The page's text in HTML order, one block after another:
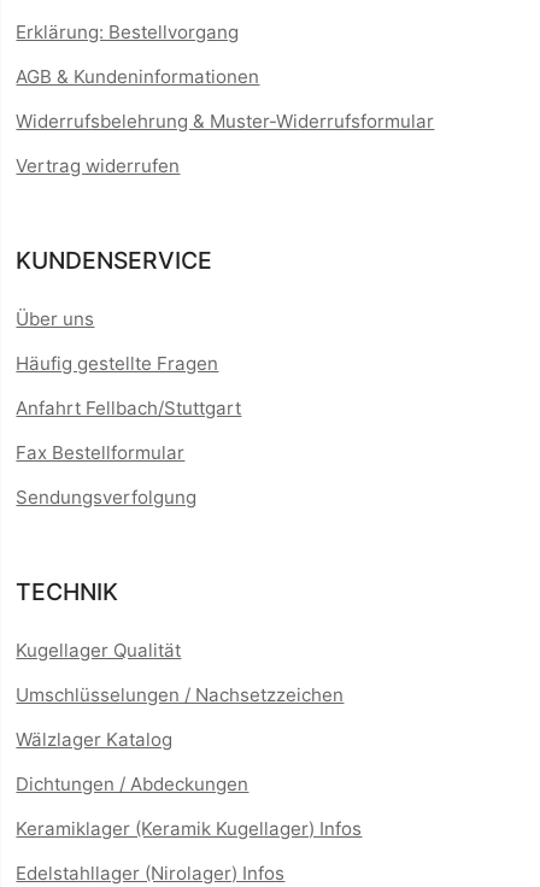
Erklärung: Bestellvorgang
AGB & Kundeninformationen
Widerrufsbelehrung & Muster-Widerrufsformular
Vertrag widerrufen
KUNDENSERVICE
Über uns
Häufig gestellte Fragen
Anfahrt Fellbach/Stuttgart
Fax Bestellformular
Sendungsverfolgung
TECHNIK
Kugellager Qualität
Umschlüsselungen / Nachsetzzeichen
Wälzlager Katalog
Dichtungen / Abdeckungen
Keramiklager (Keramik Kugellager) Infos
Edelstahllager (Nirolager) Infos